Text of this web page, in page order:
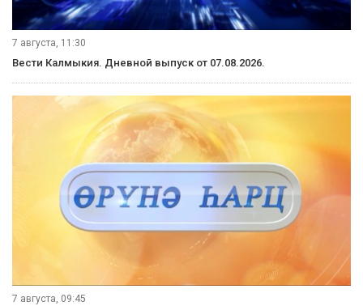
7 августа, 11:30
Вести Калмыкия. Дневной выпуск от 07.08.2026.
7 августа, 09:45